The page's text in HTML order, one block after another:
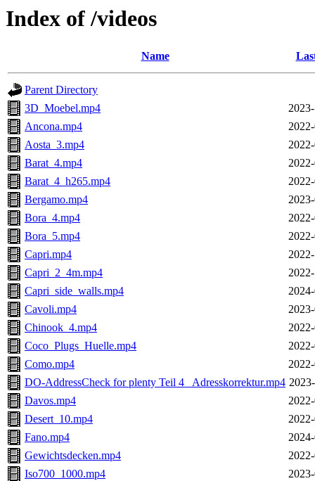
Index of /videos
Name
Parent Directory
3D_Moebel.mp4
Ancona.mp4
Aosta_3.mp4
Barat_4.mp4
Barat_4_h265.mp4
Bergamo.mp4
Bora_4.mp4
Bora_5.mp4
Capri.mp4
Capri_2_4m.mp4
Capri_side_walls.mp4
Cavoli.mp4
Chinook_4.mp4
Coco_Plugs_Huelle.mp4
Como.mp4
DO-AddressCheck for plenty Teil 4_ Adresskorrektur.mp4
Davos.mp4
Desert_10.mp4
Fano.mp4
Gewichtsdecken.mp4
Iso700_1000.mp4